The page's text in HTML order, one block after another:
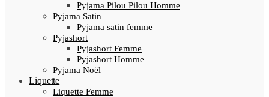
Pyjama Pilou Pilou Homme
Pyjama Satin
Pyjama satin femme
Pyjashort
Pyjashort Femme
Pyjashort Homme
Pyjama Noël
Liquette
Liquette Femme